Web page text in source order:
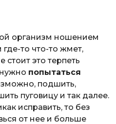
организм ношением
то что-то жмет,
стоит это терпеть
попытаться
подшить,
пуговицу и так далее.
исправить, то без
от нее и больше